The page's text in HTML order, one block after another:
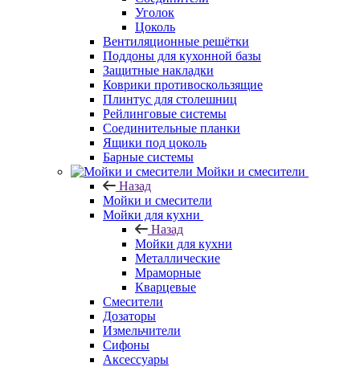
Уголок
Цоколь
Вентиляционные решётки
Поддоны для кухонной базы
Защитные накладки
Коврики противоскользящие
Плинтус для столешниц
Рейлинговые системы
Соединительные планки
Ящики под цоколь
Барные системы
Мойки и смесители
Назад
Мойки и смесители
Мойки для кухни
Назад
Мойки для кухни
Металлические
Мраморные
Кварцевые
Смесители
Дозаторы
Измельчители
Сифоны
Аксессуары